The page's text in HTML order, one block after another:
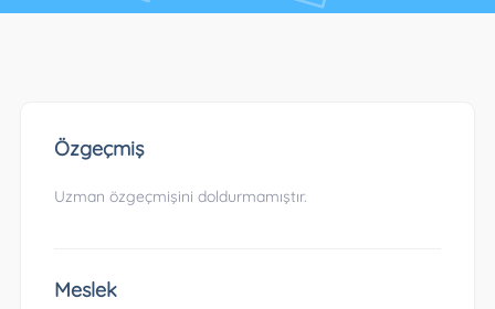
Özgeçmiş
Uzman özgeçmişini doldurmamıştır.
Meslek